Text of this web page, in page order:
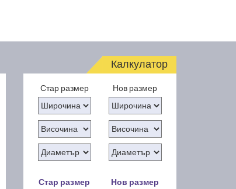
Калкулатор
Стар размер Нов размер
Стар размер
Нов размер